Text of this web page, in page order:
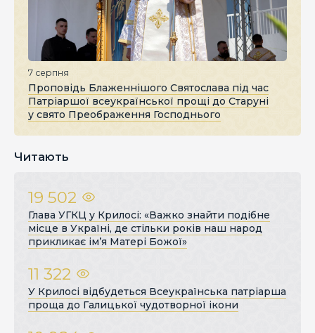
7 серпня
Проповідь Блаженнішого Святослава під час
Патріаршої всеукраїнської прощі до Старуні
у свято Преображення Господнього
Читають
19 502
Глава УГКЦ у Крилосі: «Важко знайти подібне
місце в Україні, де стільки років наш народ
прикликає ім’я Матері Божої»
11 322
У Крилосі відбудеться Всеукраїнська патріарша
проща до Галицької чудотворної ікони